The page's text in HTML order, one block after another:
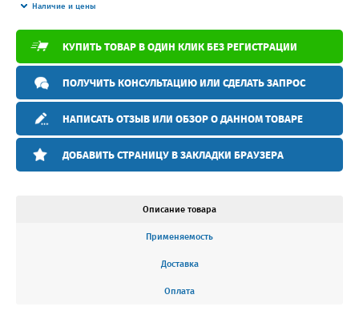
Наличие и цены
КУПИТЬ ТОВАР В ОДИН КЛИК БЕЗ РЕГИСТРАЦИИ
ПОЛУЧИТЬ КОНСУЛЬТАЦИЮ ИЛИ СДЕЛАТЬ ЗАПРОС
НАПИСАТЬ ОТЗЫВ ИЛИ ОБЗОР О ДАННОМ ТОВАРЕ
ДОБАВИТЬ СТРАНИЦУ В ЗАКЛАДКИ БРАУЗЕРА
Описание товара
Применяемость
Доставка
Оплата